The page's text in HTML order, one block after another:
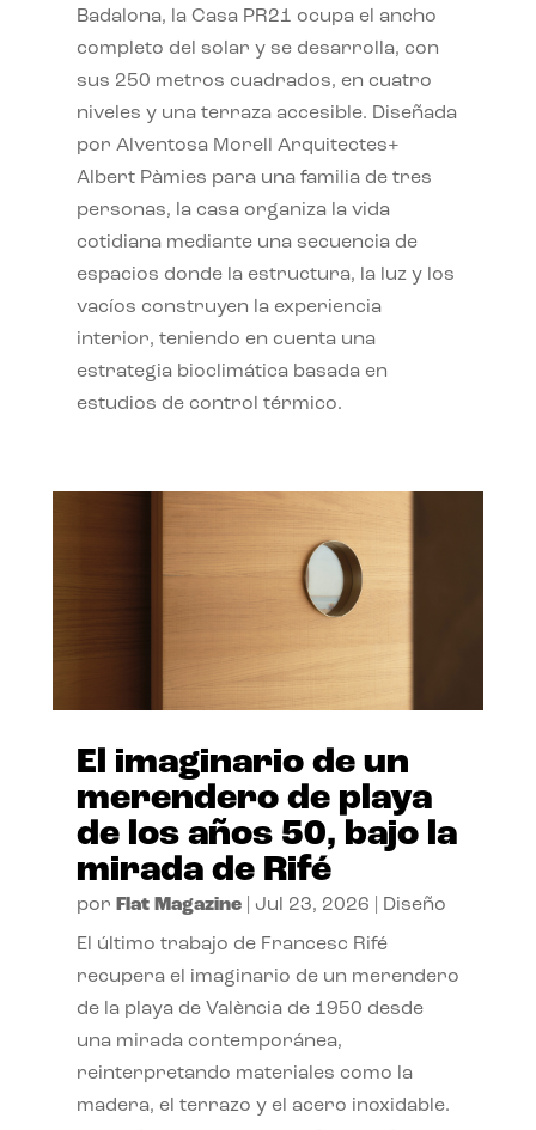
Badalona, la Casa PR21 ocupa el ancho
completo del solar y se desarrolla, con
sus 250 metros cuadrados, en cuatro
niveles y una terraza accesible. Diseñada
por Alventosa Morell Arquitectes+
Albert Pàmies para una familia de tres
personas, la casa organiza la vida
cotidiana mediante una secuencia de
espacios donde la estructura, la luz y los
vacíos construyen la experiencia
interior, teniendo en cuenta una
estrategia bioclimática basada en
estudios de control térmico.
El imaginario de un
merendero de playa
de los años 50, bajo la
mirada de Rifé
por Flat Magazine| Jul 23, 2026 Diseño
El último trabajo de Francesc Rifé
recupera el imaginario de un merendero
de la playa de València de 1950 desde
una mirada contemporánea,
reinterpretando materiales como la
madera, el terrazo y el acero inoxidable.